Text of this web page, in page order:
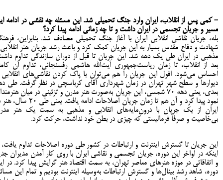
- کمی پس از انقلاب، ایران وارد جنگ تحمیلی شد. این مسئله چه نقشی در ادامه
مسیر و جریان تجسمی در ایران داشت و تا چه زمانی ادامه پیدا کرد؟
بله، جریان نقاشی انقلابی ایران با آغاز جنگ تحمیلی مصادف شد. بنابراین،
شهادت و دفاع مقدس بسیار به این جریان کمک کرد و باعث رشد جریان هنر
مذهبی در ایران طی یک دهه شد. این جریان تا قبل از دوران سازندگی تداوم
بعد از انقلاب، تا زمان ریاست‌جمهوری آیت‌الله هاشمی رفسنجانی، تداوم آن
احساس می‌شود. افول این جریان را هم می‌‌توان با پاک کردن نقاشی‌های انقلابی
دیوارها و سطح شهر تهران در زمان شهرداری آقای کرباسچی در نظر گرفت. طی
بعدی، یعنی دهه ۷۰ شمسی، این جریان به‌صورت هنر مدرن و تزئینی در میان
نمود پیدا کرد و آن هم تا زمان جریان اصلاحات ادامه یافت. یعنی
ایران از یک جریان با درون‌مایه‌های انقلابی و مذهبی به سمت یک هنر
بی‌خاصیت و صرفاً فرمالیستی که چیزی در بطن خود نداشت، حرکت کرد.
این جریان تا گسترش اینترنت و ارتباطات در کشور طی دوره اصلاحات تداوم یافت،
اینکه در اواخر این دوره، جریان تجسمی و نقاشی ایران با روی کار آمدن مدیران
و اتفاقاتی در موزه هنرهای معاصر تهران، به سمت اقتصاد هنر گرایش پیدا کرد. در
دوره، شاهد رشد بینال‌ها و گسترش ارتباطات به‌وسیله اینترنت بودیم و تمام این